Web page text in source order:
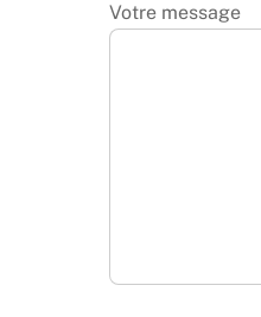
Votre message